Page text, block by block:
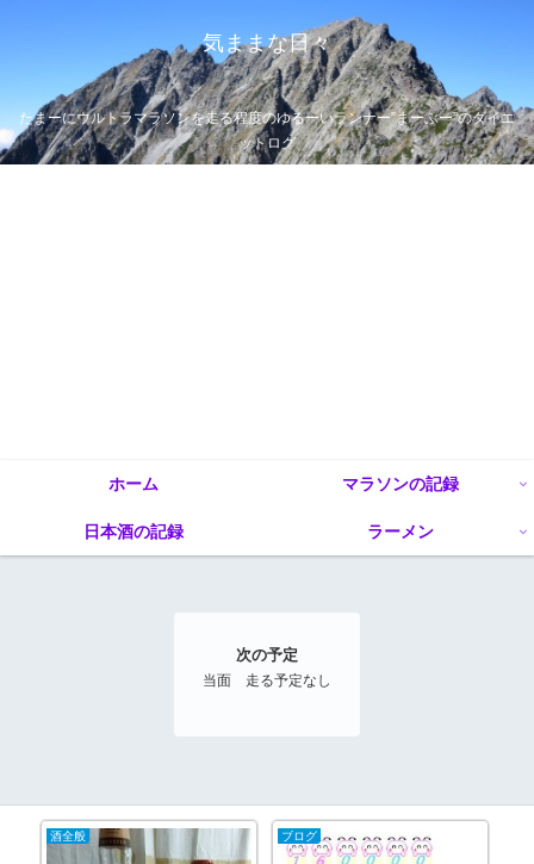
気ままな日々
たまーにウルトラマラソンを走る程度のゆるーいランナー”まーぶー”のダイエ
ットログ
ホーム マラソンの記録
日本酒の記録 ラーメン
次の予定
当面 走る予定なし
酒全般 ブログ